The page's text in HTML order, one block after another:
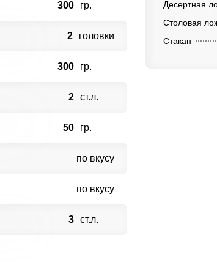
300 гр.
2 головки
300 гр.
2 ст.л.
50 гр.
по вкусу
по вкусу
3 ст.л.
Десертная
Столовая
Стакан